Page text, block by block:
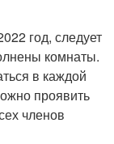
год, следует
комнаты.
в каждой
проявить
членов